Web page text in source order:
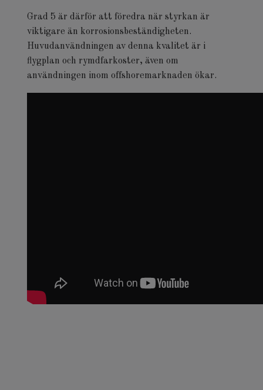
Grad 5 är därför att föredra när styrkan är
viktigare än korrosionsbeständigheten.
Huvudanvändningen av denna kvalitet är i
flygplan och rymdfarkoster, även om
användningen inom offshoremarknaden ökar.